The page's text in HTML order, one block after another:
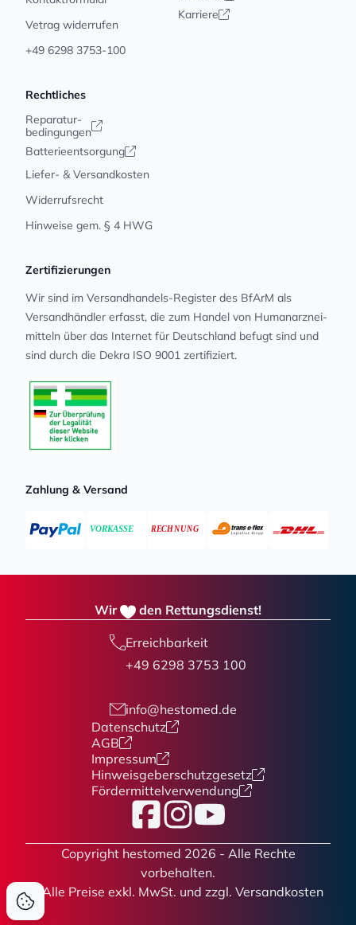
Vetrag widerrufen
+49 6298 3753-100
Karriere
Rechtliches
Reparatur-
bedingungen
Batterieentsorgung
Liefer- & Versandkosten
Widerrufsrecht
Hinweise gem. § 4 HWG
Zertifizierungen
Wir sind im Versandhandels-Register des BfArM als
Versandhändler erfasst, die zum Handel von Human­arz­nei­
mit­teln über das Internet für Deutschland befugt sind und
sind durch die Dekra ISO 9001 zertifiziert.
Zahlung & Versand
Wir den Rettungsdienst!
Erreichbarkeit
+49 6298 3753 100
info@hestomed.de
Datenschutz
AGB
Impressum
Hinweisgeberschutzgesetz
Fördermittelverwendung
FacebookInstagram
YouTube
Copyright hestomed 2026 - Alle Rechte
vorbehalten.
* Alle Preise exkl. MwSt. und zzgl. Versandkosten